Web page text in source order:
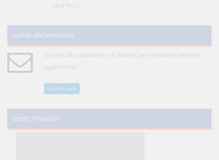
(iva incl.)
Iscriviti alla Newsletter
Iscriviti alla newsletter di WikiJus per rimanere sempre
aggiornato!
Iscriviti ora
Servizi innovativi